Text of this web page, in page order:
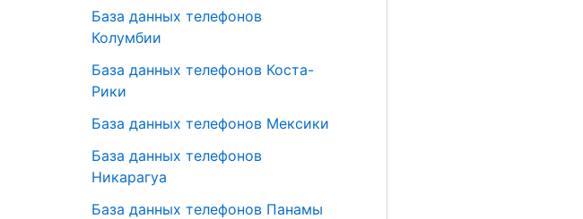
База данных телефонов
Колумбии
База данных телефонов Коста-
Рики
База данных телефонов Мексики
База данных телефонов
Никарагуа
База данных телефонов Панамы